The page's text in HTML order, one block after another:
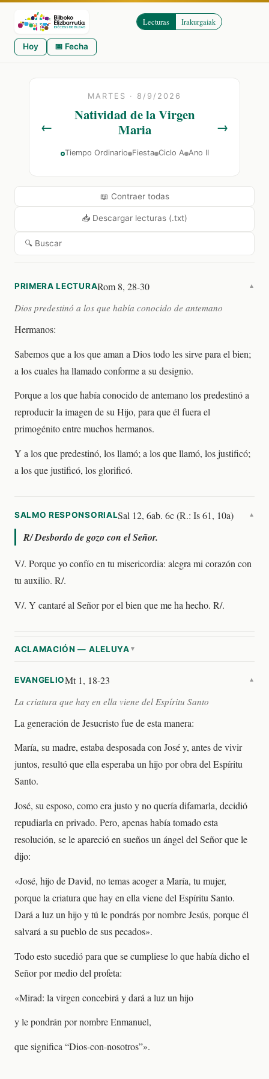
Lecturas Irakurgaiak
Hoy 📅 Fecha
← →
MARTES · 8/9/2026
Natividad de la Virgen
Maria
Tiempo Ordinario Fiesta Ciclo A Ano II
📖 Contraer todas
📥 Descargar lecturas (.txt)
🔍 Buscar
PRIMERA LECTURARom 8, 28-30 ▼
Dios predestinó a los que había conocido de antemano
Hermanos:
Sabemos que a los que aman a Dios todo les sirve para el bien;
a los cuales ha llamado conforme a su designio.
Porque a los que había conocido de antemano los predestinó a
reproducir la imagen de su Hijo, para que él fuera el
primogénito entre muchos hermanos.
Y a los que predestinó, los llamó; a los que llamó, los justificó;
a los que justificó, los glorificó.
SALMO RESPONSORIALSal 12, 6ab. 6c (R.: Is 61, 10a) ▼
R/Desbordo de gozo con el Señor.
V/. Porque yo confío en tu misericordia: alegra mi corazón con
tu auxilio. R/.
V/. Y cantaré al Señor por el bien que me ha hecho. R/.
ACLAMACIÓN — ALELUYA ▼
EVANGELIOMt 1, 18-23 ▼
La criatura que hay en ella viene del Espíritu Santo
La generación de Jesucristo fue de esta manera:
María, su madre, estaba desposada con José y, antes de vivir
juntos, resultó que ella esperaba un hijo por obra del Espíritu
Santo.
José, su esposo, como era justo y no quería difamarla, decidió
repudiarla en privado. Pero, apenas había tomado esta
resolución, se le apareció en sueños un ángel del Señor que le
dijo:
«José, hijo de David, no temas acoger a María, tu mujer,
porque la criatura que hay en ella viene del Espíritu Santo.
Dará a luz un hijo y tú le pondrás por nombre Jesús, porque él
salvará a su pueblo de sus pecados».
Todo esto sucedió para que se cumpliese lo que había dicho el
Señor por medio del profeta:
«Mirad: la virgen concebirá y dará a luz un hijo
y le pondrán por nombre Enmanuel,
que significa “Dios-con-nosotros”».